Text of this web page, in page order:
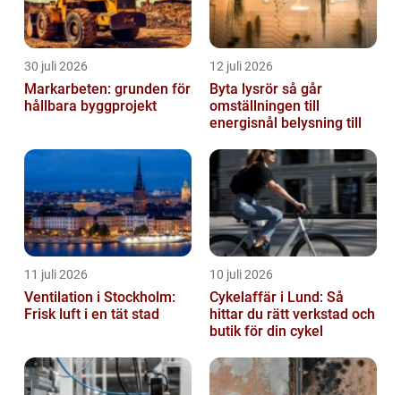
30 juli 2026
Markarbeten: grunden för
hållbara byggprojekt
12 juli 2026
Byta lysrör så går
omställningen till
energisnål belysning till
11 juli 2026
Ventilation i Stockholm:
Frisk luft i en tät stad
10 juli 2026
Cykelaffär i Lund: Så
hittar du rätt verkstad och
butik för din cykel